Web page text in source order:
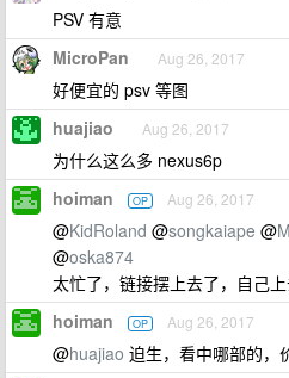
PSV 有意
MicroPan Aug 26, 2017
好便宜的 psv 等图
huajiao Aug 26, 2017
为什么这么多 nexus6p
hoiman OP Aug 26, 2017
@KidRoland @songkaiape @
@oska874
太忙了，链接摆上去了，自己
hoiman OP Aug 26, 2017
@huajiao 迫生，看中哪部的，